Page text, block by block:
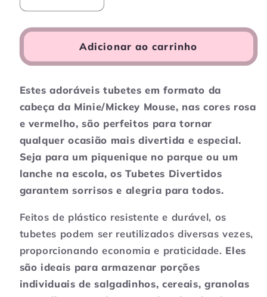
a
quantidade
Divertido
para
pequenas
porções
de
alimentos
a
quantidade
de
Divertido
para
pequenas
porções
de
alimentos
Adicionar ao carrinho
Estes adoráveis tubetes em formato da
cabeça da Minie/Mickey Mouse, nas cores rosa
e vermelho, são perfeitos para tornar
qualquer ocasião mais divertida e especial.
Seja para um piquenique no parque ou um
lanche na escola, os Tubetes Divertidos
garantem sorrisos e alegria para todos.
Feitos de plástico resistente e durável, os
tubetes podem ser reutilizados diversas vezes,
proporcionando economia e praticidade. Eles
são ideais para armazenar porções
individuais de salgadinhos, cereais, granolas